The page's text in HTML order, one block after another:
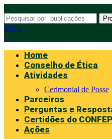
Menu
Home
Conselho de Ética
Atividades
Cerimonial de Posse
Parceiros
Perguntas e
Certidões do
Ações